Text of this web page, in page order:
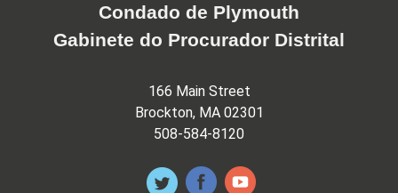
Condado de Plymouth
Gabinete do Procurador Distrital
166 Main Street
Brockton, MA 02301
508-584-8120